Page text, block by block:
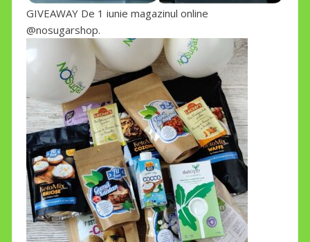
GIVEAWAY De 1 iunie magazinul online
@nosugarshop.